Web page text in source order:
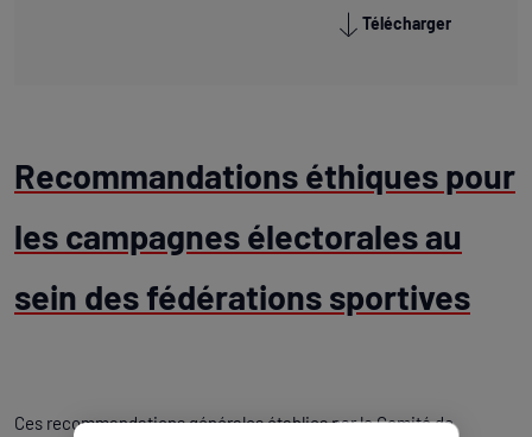
Télécharger
Recommandations éthiques pour
les campagnes électorales au
sein des fédérations sportives
Ces recommandations générales établies par le Comité de